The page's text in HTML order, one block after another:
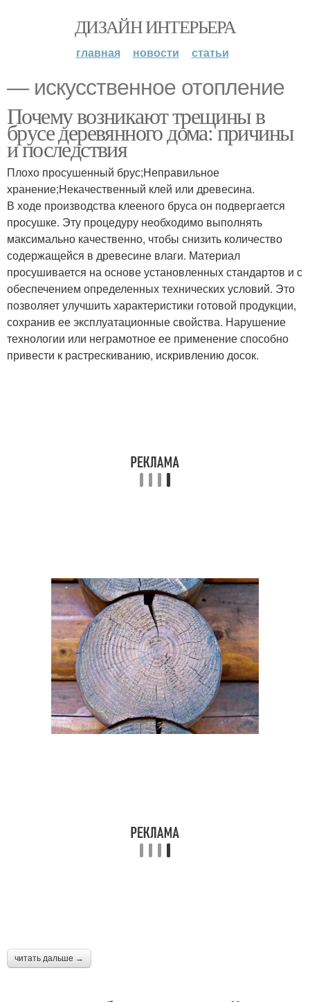
ДИЗАЙН ИНТЕРЬЕРА
главная новости статьи
— искусственное отопление
Почему возникают трещины в
брусе деревянного дома: причины
и последствия
Плохо просушенный брус;Неправильное
хранение;Некачественный клей или древесина.
В ходе производства клееного бруса он подвергается
просушке. Эту процедуру необходимо выполнять
максимально качественно, чтобы снизить количество
содержащейся в древесине влаги. Материал
просушивается на основе установленных стандартов и с
обеспечением определенных технических условий. Это
позволяет улучшить характеристики готовой продукции,
сохранив ее эксплуатационные свойства. Нарушение
технологии или неграмотное ее применение способно
привести к растрескиванию, искривлению досок.
читать дальше →